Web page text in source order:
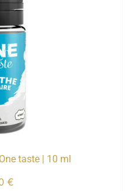
taste | 10 ml
€